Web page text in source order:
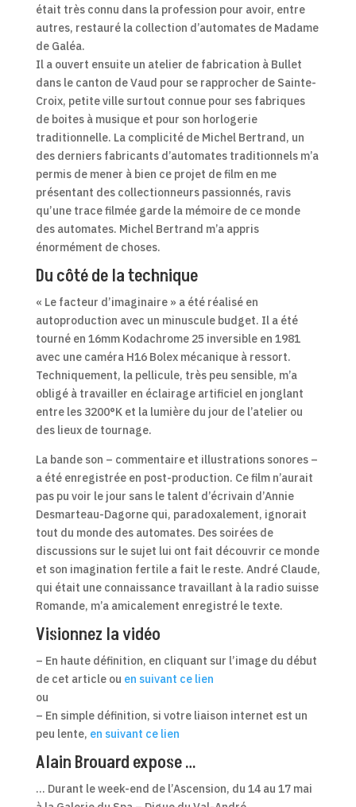
était très connu dans la profession pour avoir, entre
autres, restauré la collection d’automates de Madame
de Galéa.
Il a ouvert ensuite un atelier de fabrication à Bullet
dans le canton de Vaud pour se rapprocher de Sainte-
Croix, petite ville surtout connue pour ses fabriques
de boites à musique et pour son horlogerie
traditionnelle. La complicité de Michel Bertrand, un
des derniers fabricants d’automates traditionnels m’a
permis de mener à bien ce projet de film en me
présentant des collectionneurs passionnés, ravis
qu’une trace filmée garde la mémoire de ce monde
des automates. Michel Bertrand m’a appris
énormément de choses.
Du côté de la technique
« Le facteur d’imaginaire » a été réalisé en
autoproduction avec un minuscule budget. Il a été
tourné en 16mm Kodachrome 25 inversible en 1981
avec une caméra H16 Bolex mécanique à ressort.
Techniquement, la pellicule, très peu sensible, m’a
obligé à travailler en éclairage artificiel en jonglant
entre les 3200°K et la lumière du jour de l’atelier ou
des lieux de tournage.
La bande son – commentaire et illustrations sonores –
a été enregistrée en post-production. Ce film n’aurait
pas pu voir le jour sans le talent d’écrivain d’Annie
Desmarteau-Dagorne qui, paradoxalement, ignorait
tout du monde des automates. Des soirées de
discussions sur le sujet lui ont fait découvrir ce monde
et son imagination fertile a fait le reste. André Claude,
qui était une connaissance travaillant à la radio suisse
Romande, m’a amicalement enregistré le texte.
Visionnez la vidéo
– En haute définition, en cliquant sur l’image du début
de cet article ou en suivant ce lien
ou
– En simple définition, si votre liaison internet est un
peu lente, en suivant ce lien
Alain Brouard expose …
… Durant le week-end de l’Ascension, du 14 au 17 mai